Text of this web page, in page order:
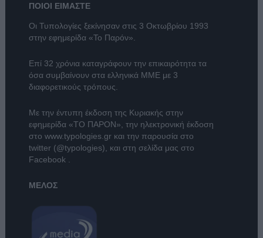
ΠΟΙΟΙ ΕΙΜΑΣΤΕ
Οι Τυπολογίες ξεκίνησαν στις 3 Οκτωβρίου 1993
στην εφημερίδα «Το Παρόν».
Επί 32 χρόνια καταγράφουν την επικαιρότητα τα
όσα συμβαίνουν στα ελληνικά ΜΜΕ με 3
διαφορετικούς τρόπους.
Με την έντυπη έκδοση της Κυριακής στην
εφημερίδα «ΤΟ ΠΑΡΟΝ» , την ηλεκτρονική έκδοση
στο www.typologies.grκαι την παρουσία στο
twitter (@typologies) , και στη σελίδα μας στο
Facebook
ΜΕΛΟΣ